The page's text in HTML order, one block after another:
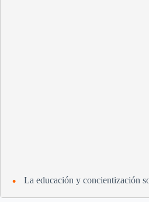
La educación y concientización